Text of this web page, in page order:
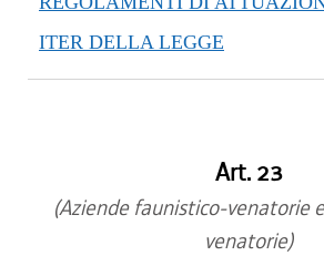
dal 01/05/2019 al 09/08/2019
dal 01/04/2019 al 30/04/2019
dal 16/08/2018 al 07/11/2018
dal 01/04/2018 al 15/08/2018
dal 29/03/2018 al 31/03/2018
ITER DELLA LEGGE
Art. 23
(Aziende faunistico-venatorie
venatorie)